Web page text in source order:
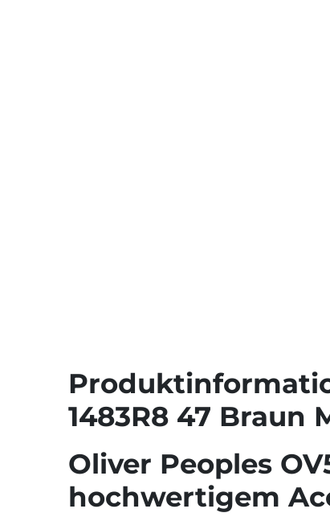
1483R8 47 Braun
Oliver Peoples
hochwertigem